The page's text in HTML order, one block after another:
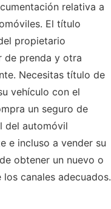
relativa a
El título
propietario
de prenda y otra
Necesitas título de
vehículo con el
un seguro de
del automóvil
e incluso a vender su
obtener un nuevo o
canales adecuados.